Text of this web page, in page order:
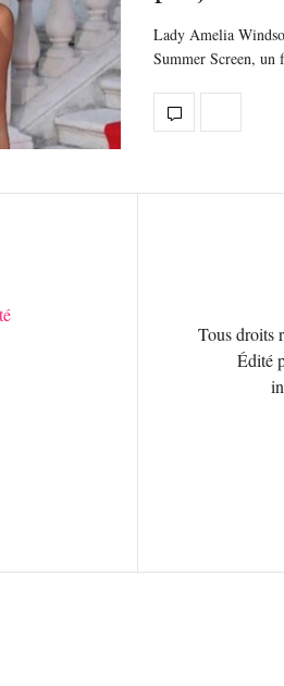
Lady Amelia
Summer Screen,
Tous droits
Édité